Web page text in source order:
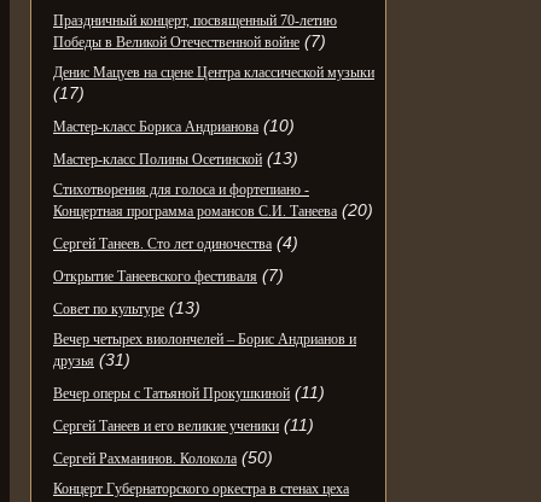
Праздничный концерт, посвященный 70-летию
Победы в Великой Отечественной войне (7)
Денис Мацуев на сцене Центра классической музыки
(17)
Мастер-класс Бориса Андрианова (10)
Мастер-класс Полины Осетинской (13)
Стихотворения для голоса и фортепиано -
Концертная программа романсов С.И. Танеева (20)
Сергей Танеев. Сто лет одиночества (4)
Открытие Танеевского фестиваля (7)
Совет по культуре (13)
Вечер четырех виолончелей – Борис Андрианов и
друзья (31)
Вечер оперы с Татьяной Прокушкиной (11)
Сергей Танеев и его великие ученики (11)
Сергей Рахманинов. Колокола (50)
Концерт Губернаторского оркестра в стенах цеха